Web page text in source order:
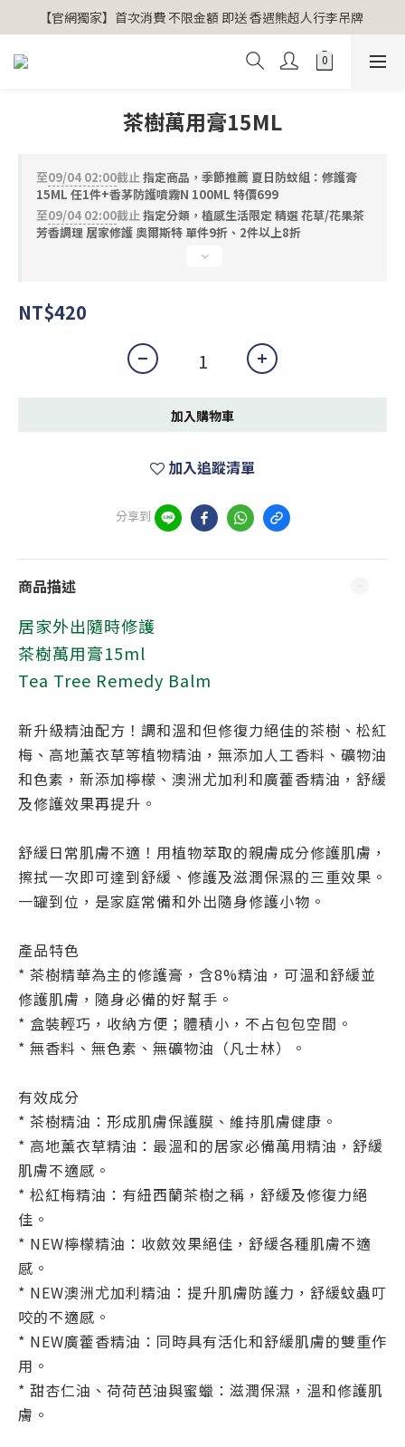
【官網獨家】首次消費 不限金額 即送 香遇熊超人行李吊牌
【官網獨家】首次消費 不限金額 即送 香遇熊超人行李吊牌
安心專用淨化包10入X3 原價960元 特價680元
【官網獨家】首次消費 不限金額 即送 香遇熊超人行李吊牌
茶樹萬用膏15ML
至09/04 02:00截止指定商品，季節推薦 夏日防蚊組：修護膏
15ML 任1件+香茅防護噴霧N 100ML 特價699
至09/04 02:00截止指定分類，植感生活限定 精選 花草/花果茶
芳香調理 居家修護 奧爾斯特 單件9折、2件以上8折
NT$420
加入購物車
加入追蹤清單
分享到
商品描述
居家外出隨時修護
茶樹萬用膏15ml
Tea Tree Remedy Balm
新升級精油配方！調和溫和但修復力絕佳的茶樹、松紅
梅、高地薰衣草等植物精油，無添加人工香料、礦物油
和色素，新添加檸檬、澳洲尤加利和廣藿香精油，舒緩
及修護效果再提升。
舒緩日常肌膚不適！用植物萃取的親膚成分修護肌膚，
擦拭一次即可達到舒緩、修護及滋潤保濕的三重效果。
一罐到位， 是家庭常備和外出隨身修護小物。
產品特色
* 茶樹精華為主的修護膏，含8%精油，可溫和舒緩並
修護肌膚，隨身必備的好幫手。
* 盒裝輕巧，收納方便；體積小，不占包包空間。
* 無香料、無色素、無礦物油（凡士林）。
有效成分
* 茶樹精油：形成肌膚保護膜、維持肌膚健康。
* 高地薰衣草精油：最溫和的居家必備萬用精油，舒緩
肌膚不適感。
* 松紅梅精油：有紐西蘭茶樹之稱，舒緩及修復力絕
佳。
* NEW檸檬精油：收斂效果絕佳，舒緩各種肌膚不適
感。
* NEW澳洲尤加利精油：提升肌膚防護力，舒緩蚊蟲叮
咬的不適感。
* NEW廣藿香精油：同時具有活化和舒緩肌膚的雙重作
用。
* 甜杏仁油、荷荷芭油與蜜蠟：滋潤保濕，溫和修護肌
膚。